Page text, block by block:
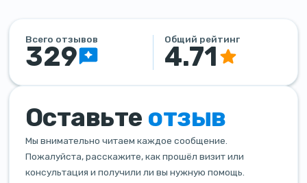
Всего отзывов
329
Общий рейтинг
4.71
Оставьте отзыв
Мы внимательно читаем каждое сообщение.
Пожалуйста, расскажите, как прошёл визит или
консультация и получили ли вы нужную помощь.